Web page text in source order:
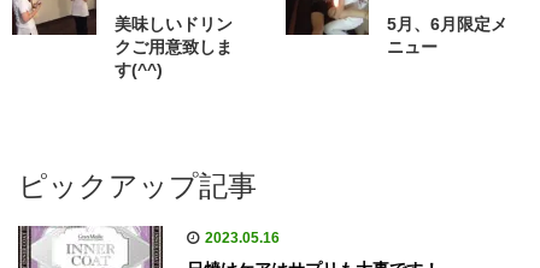
美味しいドリン
クご用意致しま
す(^^)
5月、6月限定メ
ニュー
ピックアップ記事
2023.05.16